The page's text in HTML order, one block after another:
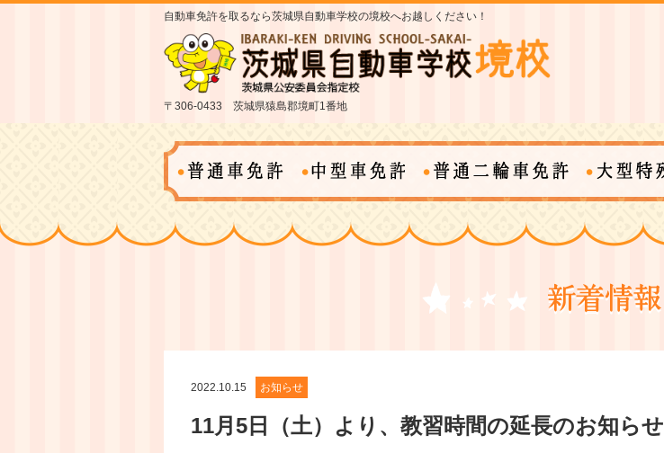
自動車免許を取るなら茨城県自動車学校の境校へお越しください！
〒306-0433 茨城県猿島郡境町1番地
2022.10.15 お知らせ
11月5日（土）より、教習時間の延長のお知らせ